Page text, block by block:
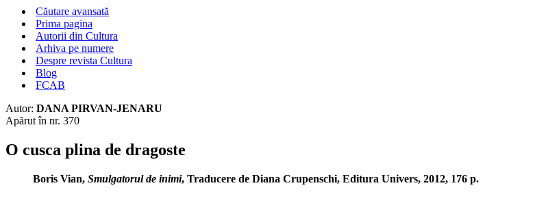
Căutare avansată
Prima pagina
Autorii din Cultura
Arhiva pe numere
Despre revista Cultura
Blog
FCAB
Autor: DANA PIRVAN-JENARU
Apărut în nr. 370
O cusca plina de dragoste
Boris Vian, Smulgatorul de inimi, Traducere de Diana Crupenschi, Editura Univers, 2012, 176 p.